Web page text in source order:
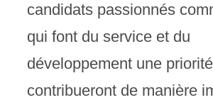
candidats passionnés
qui font du service et du
développement une
contribueront de manière